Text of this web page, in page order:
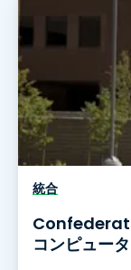
統合
コンピュー